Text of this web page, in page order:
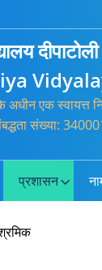
दीपाटोली
अधीन एक स्वायत्त
संख्या:
प्रशासन